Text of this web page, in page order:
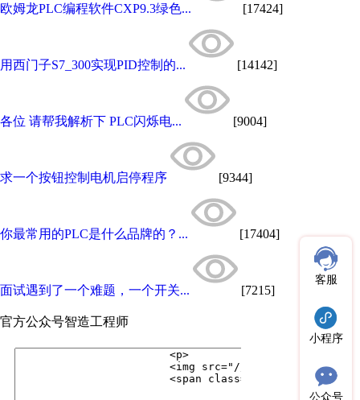
欧姆龙PLC编程软件CXP9.3绿色... [17424]
用西门子S7_300实现PID控制的... [14142]
各位 请帮我解析下 PLC闪烁电... [9004]
求一个按钮控制电机启停程序 [9344]
你最常用的PLC是什么品牌的？... [17404]
面试遇到了一个难题，一个开关... [7215]
官方公众号智造工程师
客服
小程序
公众号